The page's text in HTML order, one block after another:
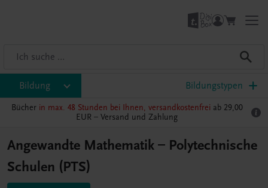
Bildung Bildungstypen
Bücher in max. 48 Stunden bei Ihnen, versandkostenfrei ab 29,00
EUR – Versand und Zahlung
Angewandte Mathematik – Polytechnische
Schulen (PTS)